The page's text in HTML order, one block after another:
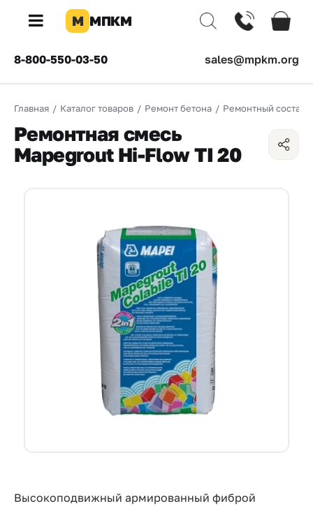
×
КОМПАНИЯ
О
компании
Проектировщикам
800
М МПКМ
8-800-550-03-50 sales@mpkm.org
Главная / Каталог товаров / Ремонт бетона / Ремонтный состав
Ремонтная смесь
Mapegrout Hi-Flow TI 20
Высокоподвижный армированный фиброй